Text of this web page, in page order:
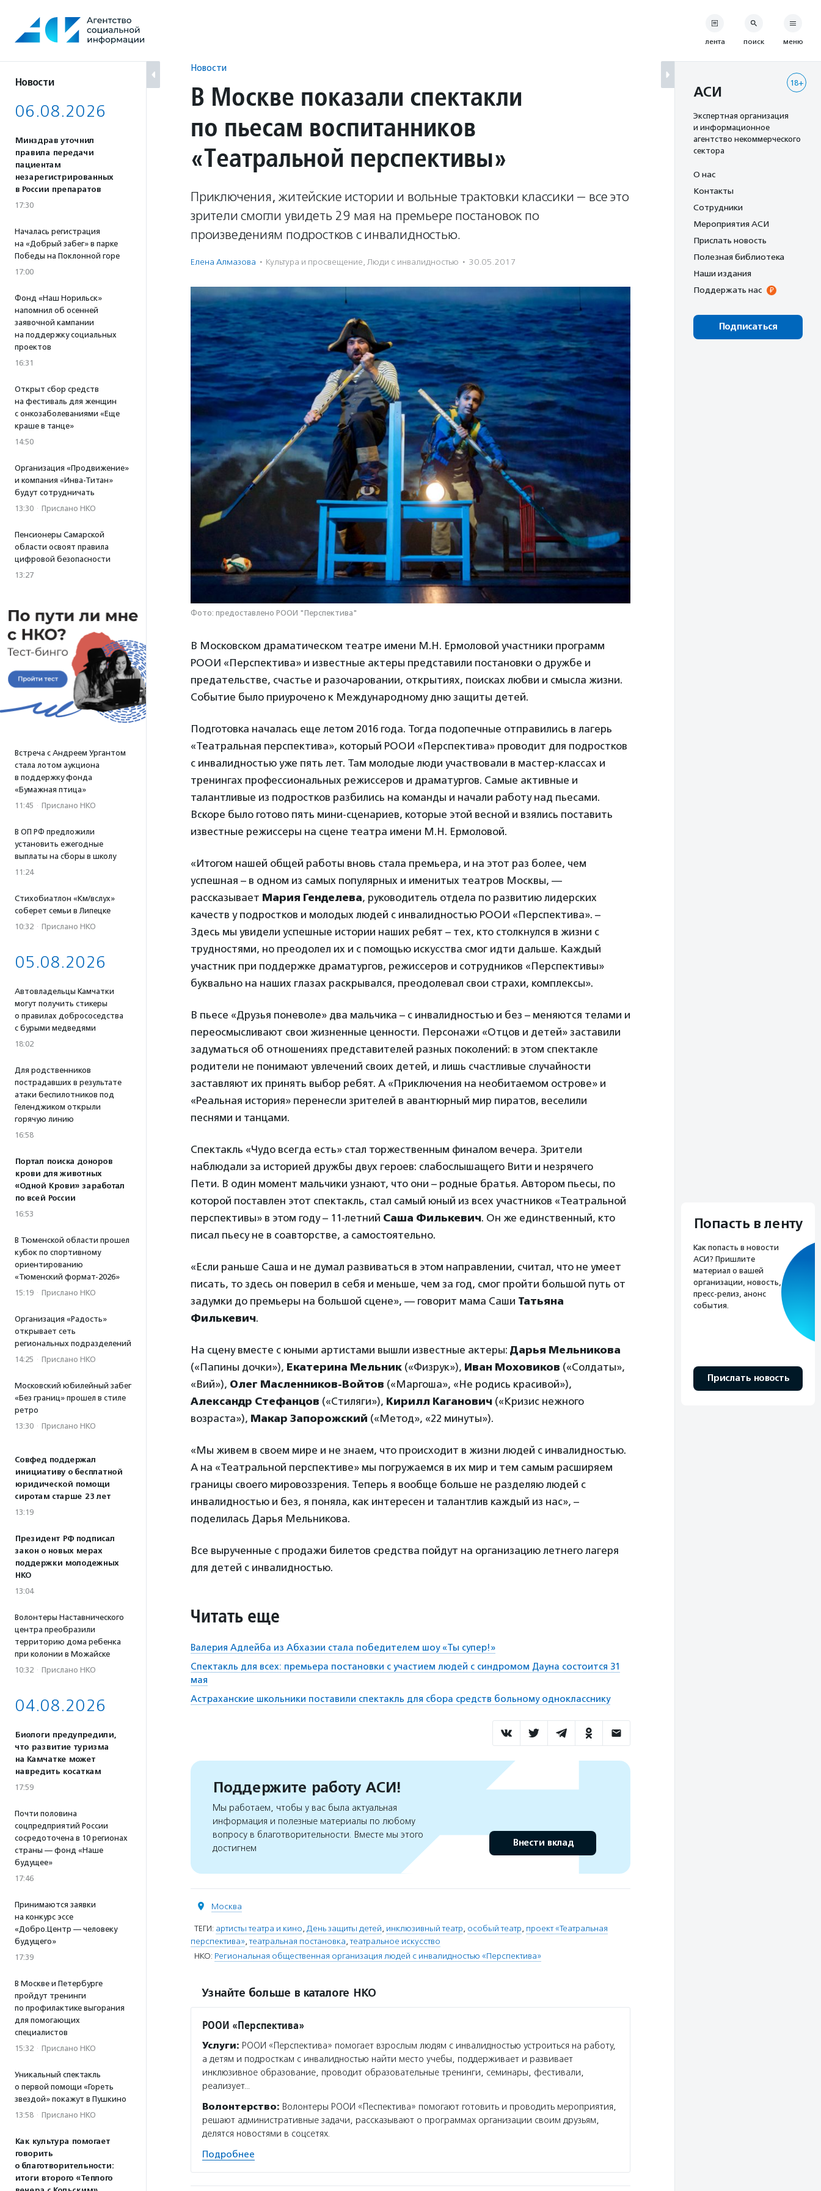
содержанию
Новости
06.08.2026
Минздрав уточнил
правила передачи
пациентам
незарегистрированных
в России препаратов
17:30
Началась регистрация
на «Добрый забег» в парке
Победы на Поклонной горе
17:00
Фонд «Наш Норильск»
напомнил об осенней
заявочной кампании
на поддержку социальных
проектов
16:31
Открыт сбор средств
на фестиваль для женщин
с онкозаболеваниями «Еще
краше в танце»
14:50
Организация «Продвижение»
и компания «Инва-Титан»
будут сотрудничать
13:30 · Прислано НКО
Пенсионеры Самарской
области освоят правила
цифровой безопасности
13:27
Встреча с Андреем Ургантом
стала лотом аукциона
в поддержку фонда
«Бумажная птица»
11:45 · Прислано НКО
В ОП РФ предложили
установить ежегодные
выплаты на сборы в школу
11:24
Стихобиатлон «Км/вслух»
соберет семьи в Липецке
10:32 · Прислано НКО
05.08.2026
Автовладельцы Камчатки
могут получить стикеры
о правилах добрососедства
с бурыми медведями
18:02
Для родственников
пострадавших в результате
атаки беспилотников под
Геленджиком открыли
горячую линию
16:58
Портал поиска доноров
крови для животных
«Одной Крови» заработал
по всей России
16:53
В Тюменской области прошел
кубок по спортивному
ориентированию
«Тюменский формат-2026»
15:19 · Прислано НКО
Организация «Радость»
открывает сеть
региональных подразделений
14:25 · Прислано НКО
Московский юбилейный забег
«Без границ» прошел в стиле
ретро
13:30 · Прислано НКО
Совфед поддержал
инициативу о бесплатной
юридической помощи
сиротам старше 23 лет
13:19
Президент РФ подписал
закон о новых мерах
поддержки молодежных
НКО
13:04
Волонтеры Наставнического
центра преобразили
территорию дома ребенка
при колонии в Можайске
10:32 · Прислано НКО
04.08.2026
Биологи предупредили,
что развитие туризма
на Камчатке может
навредить косаткам
17:59
Почти половина
соцпредприятий России
сосредоточена в 10 регионах
страны — фонд «Наше
будущее»
17:46
Принимаются заявки
на конкурс эссе
«Добро.Центр — человеку
будущего»
17:39
В Москве и Петербурге
пройдут тренинги
по профилактике выгорания
для помогающих
специалистов
15:32 · Прислано НКО
Уникальный спектакль
о первой помощи «Гореть
звездой» покажут в Пушкино
13:58 · Прислано НКО
Как культура помогает
говорить
о благотворительности:
итоги второго «Теплого
Новости
В Москве показали спектакли
по пьесам воспитанников
«Театральной перспективы»
Приключения, житейские истории и вольные трактовки классики — все это
зрители смогли увидеть 29 мая на премьере постановок по
произведениям подростков с инвалидностью.
Елена Алмазова · Культура и просвещение, Люди с инвалидностью · 30.05.2017
Фото: предоставлено РООИ "Перспектива"
В Московском драматическом театре имени М.Н. Ермоловой участники программ
РООИ «Перспектива» и известные актеры представили постановки о дружбе и
предательстве, счастье и разочаровании, открытиях, поисках любви и смысла жизни.
Событие было приурочено к Международному дню защиты детей.
Подготовка началась еще летом 2016 года. Тогда подопечные отправились в лагерь
«Театральная перспектива», который РООИ «Перспектива» проводит для подростков
с инвалидностью уже пять лет. Там молодые люди участвовали в мастер-классах и
тренингах профессиональных режиссеров и драматургов. Самые активные и
талантливые из подростков разбились на команды и начали работу над пьесами.
Вскоре было готово пять мини-сценариев, которые этой весной и взялись поставить
известные режиссеры на сцене театра имени М.Н. Ермоловой.
«Итогом нашей общей работы вновь стала премьера, и на этот раз более, чем
успешная – в одном из самых популярных и именитых театров Москвы, —
рассказывает Мария Генделева, руководитель отдела по развитию лидерских
качеств у подростков и молодых людей с инвалидностью РООИ «Перспектива». –
Здесь мы увидели успешные истории наших ребят – тех, кто столкнулся в жизни с
трудностями, но преодолел их и с помощью искусства смог идти дальше. Каждый
участник при поддержке драматургов, режиссеров и сотрудников «Перспективы»
буквально на наших глазах раскрывался, преодолевал свои страхи, комплексы».
В пьесе «Друзья поневоле» два мальчика – с инвалидностью и без – меняются телами и
переосмысливают свои жизненные ценности. Персонажи «Отцов и детей» заставили
задуматься об отношениях представителей разных поколений: в этом спектакле
родители не понимают увлечений своих детей, и лишь счастливые случайности
заставляют их принять выбор ребят. А «Приключения на необитаемом острове» и
«Реальная история» перенесли зрителей в авантюрный мир пиратов, веселили
песнями и танцами.
Спектакль «Чудо всегда есть» стал торжественным финалом вечера. Зрители
наблюдали за историей дружбы двух героев: слабослышащего Вити и незрячего
Пети. В один момент мальчики узнают, что они – родные братья. Автором пьесы, по
которой поставлен этот спектакль, стал самый юный из всех участников «Театральной
перспективы» в этом году – 11-летний Саша Филькевич. Он же единственный, кто
писал пьесу не в соавторстве, а самостоятельно.
«Если раньше Саша и не думал развиваться в этом направлении, считал, что не умеет
писать, то здесь он поверил в себя и меньше, чем за год, смог пройти большой путь от
задумки до премьеры на большой сцене», — говорит мама Саши Татьяна
Филькевич.
На сцену вместе с юными артистами вышли известные актеры: Дарья Мельникова
(«Папины дочки»), Екатерина Мельник («Физрук»), Иван Моховиков («Солдаты»,
«Вий»), Олег Масленников-Войтов («Маргоша», «Не родись красивой»),
Александр Стефанцов («Стиляги»), Кирилл Каганович («Кризис нежного
возраста»), Макар Запорожский («Метод», «22 минуты»).
«Мы живем в своем мире и не знаем, что происходит в жизни людей с инвалидностью.
А на «Театральной перспективе» мы погружаемся в их мир и тем самым расширяем
границы своего мировоззрения. Теперь я вообще больше не разделяю людей с
инвалидностью и без, я поняла, как интересен и талантлив каждый из нас», –
поделилась Дарья Мельникова.
Все вырученные с продажи билетов средства пойдут на организацию летнего лагеря
для детей с инвалидностью.
Читать еще
Валерия Адлейба из Абхазии стала победителем шоу «Ты супер!»
Спектакль для всех: премьера постановки с участием людей с синдромом Дауна состоится 31
мая
Астраханские школьники поставили спектакль для сбора средств больному однокласснику
Поддержите работу АСИ!
Мы работаем, чтобы у вас была актуальная
информация и полезные материалы по любому
вопросу в благотворительности. Вместе мы этого
достигнем
Внести вклад
Москва
ТЕГИ: артисты театра и кино, День защиты детей, инклюзивный театр, особый театр, проект «Театральная
перспектива»,театральная постановка,театральное искусство
НКО: Региональная общественная организация людей с инвалидностью «Перспектива»
Узнайте больше в каталоге НКО
РООИ «Перспектива»
Услуги: РООИ «Перспектива» помогает взрослым людям с инвалидностью устроиться на работу,
а детям и подросткам с инвалидностью найти место учебы, поддерживает и развивает
инклюзивное образование, проводит образовательные тренинги, семинары, фестивали,
реализует…
Волонтерство: Волонтеры РООИ «Песпектива» помогают готовить и проводить мероприятия,
решают административные задачи, рассказывают о программах организации своим друзьям,
делятся новостями в соцсетях.
Подробнее
лента поиск меню
18+
АСИ
Экспертная организация
и информационное
агентство некоммерческого
сектора
О нас
Контакты
Сотрудники
Мероприятия АСИ
Прислать новость
Полезная библиотека
Наши издания
Поддержать нас
Подписаться
Попасть в ленту
Как попасть в новости
АСИ? Пришлите
материал о вашей
организации, новость,
пресс-релиз, анонс
события.
Прислать новость